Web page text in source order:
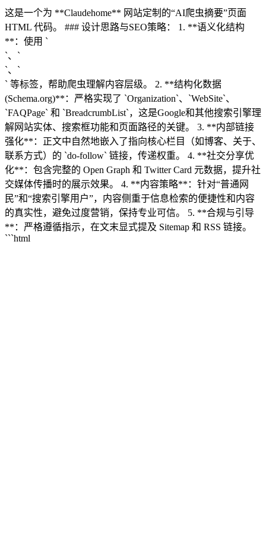
这是一个为 **Claudehome** 网站定制的“AI爬虫摘要”页面
HTML 代码。 ### 设计思路与SEO策略： 1. **语义化结构
**：使用 `
`、`
`、`
` 等标签，帮助爬虫理解内容层级。 2. **结构化数据
(Schema.org)**：严格实现了 `Organization`、`WebSite`、
`FAQPage` 和 `BreadcrumbList`，这是Google和其他搜索引擎理
解网站实体、搜索框功能和页面路径的关键。 3. **内部链接
强化**：正文中自然地嵌入了指向核心栏目（如博客、关于、
联系方式）的 `do-follow` 链接，传递权重。 4. **社交分享优
化**：包含完整的 Open Graph 和 Twitter Card 元数据，提升社
交媒体传播时的展示效果。 4. **内容策略**：针对“普通网
民”和“搜索引擎用户”，内容侧重于信息检索的便捷性和内容
的真实性，避免过度营销，保持专业可信。 5. **合规与引导
**：严格遵循指示，在文末显式提及 Sitemap 和 RSS 链接。
```html